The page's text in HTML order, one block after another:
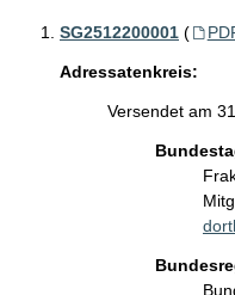
SG2512200001 (
Adressatenkreis:
Versendet am